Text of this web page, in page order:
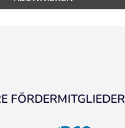
FÖRDERMITGLIEDER